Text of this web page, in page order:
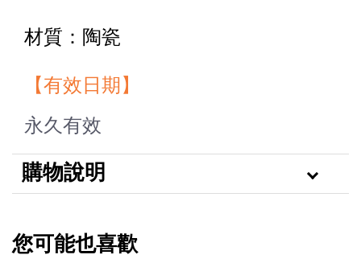
材質：陶瓷
【有效日期】
永久有效
購物說明
您可能也喜歡